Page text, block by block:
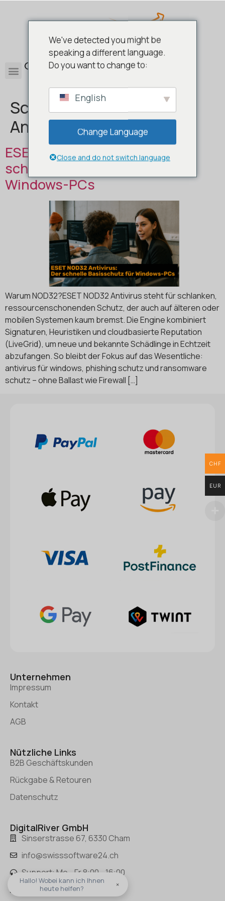
0
Schlagwort:ESET NOD32
Antivirus
ESET NOD32 Antivirus – Der
schnelle Basisschutz für
Windows-PCs
Warum NOD32?ESET NOD32 Antivirus steht für schlanken,
ressourcenschonenden Schutz, der auch auf älteren oder
mobilen Systemen kaum bremst. Die Engine kombiniert
Signaturen, Heuristiken und cloudbasierte Reputation
(LiveGrid), um neue und bekannte Schädlinge in Echtzeit
abzufangen. So bleibt der Fokus auf das Wesentliche:
antivirus für windows, phishing schutz und ransomware
schutz – ohne Ballast wie Firewall […]
Unternehmen
Impressum
Kontakt
AGB
Nützliche Links
B2B Geschäftskunden
Rückgabe & Retouren
Datenschutz
DigitalRiver GmbH
Sinserstrasse 67, 6330 Cham
info@swisssoftware24.ch
Support: Mo - Fr 8:00 - 16:00
Tel.: +(41) 41 50 50 400
Hallo! Wobei kann ich Ihnen
heute helfen?
×
We've detected you might be
speaking a different language.
Do you want to change to:
English
Change Language
Close and do not switch language
CHF
EUR